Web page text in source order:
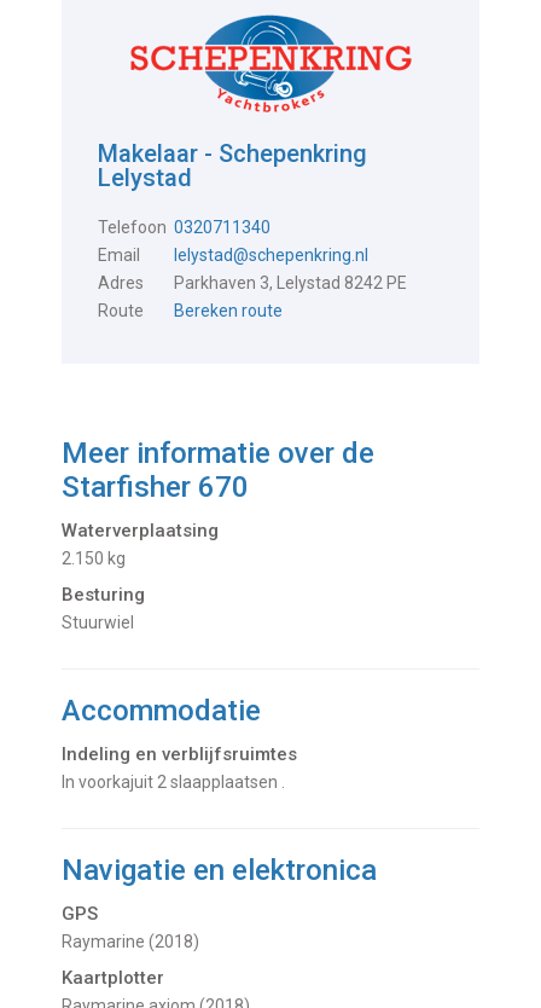
Makelaar - Schepenkring
Lelystad
Telefoon 0320711340
Email
lelystad@schepenkring.nl
Adres
Parkhaven 3, Lelystad 8242 PE
Route
Bereken route
Meer informatie over de
Starfisher 670
Waterverplaatsing
2.150 kg
Besturing
Stuurwiel
Accommodatie
Indeling en verblijfsruimtes
In voorkajuit 2 slaapplaatsen .
Navigatie en elektronica
GPS
Raymarine (2018)
Kaartplotter